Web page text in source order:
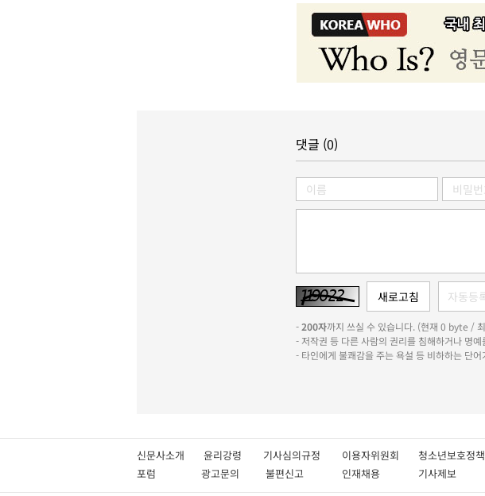
댓글 (0)
-200자까지 쓰실 수 있습니다. (현재 0 byte /
- 저작권 등 다른 사람의 권리를 침해하거나 명
- 타인에게 불쾌감을 주는 욕설 등 비하하는 단
신문사소개 윤리강령 기사심의규정 이용자위원회 청소년보호
포럼
광고문의 불편신고 인재채용 기사제보